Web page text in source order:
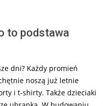
to podstawa
dni? Każdy promień
noszą już letnie
i t-shirty. Także dzieciaki